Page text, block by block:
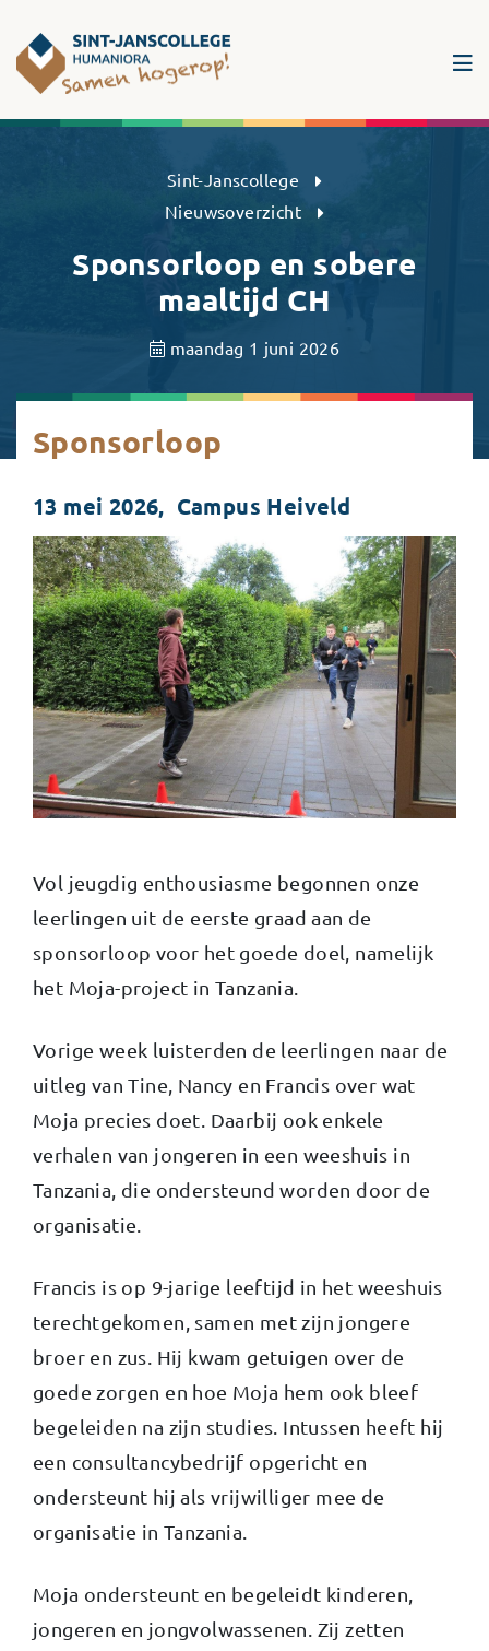
Sint-Janscollege Humaniora
Sint-Janscollege
Nieuwsoverzicht
Sponsorloop en sobere
maaltijd CH
maandag 1 juni 2026
Sponsorloop
13 mei 2026, Campus Heiveld
Vol jeugdig enthousiasme begonnen onze
leerlingen uit de eerste graad aan de
sponsorloop voor het goede doel, namelijk
het Moja-project in Tanzania.
Vorige week luisterden de leerlingen naar de
uitleg van Tine, Nancy en Francis over wat
Moja precies doet. Daarbij ook enkele
verhalen van jongeren in een weeshuis in
Tanzania, die ondersteund worden door de
organisatie.
Francis is op 9-jarige leeftijd in het weeshuis
terechtgekomen, samen met zijn jongere
broer en zus. Hij kwam getuigen over de
goede zorgen en hoe Moja hem ook bleef
begeleiden na zijn studies. Intussen heeft hij
een consultancybedrijf opgericht en
ondersteunt hij als vrijwilliger mee de
organisatie in Tanzania.
Moja ondersteunt en begeleidt kinderen,
jongeren en jongvolwassenen. Zij zetten